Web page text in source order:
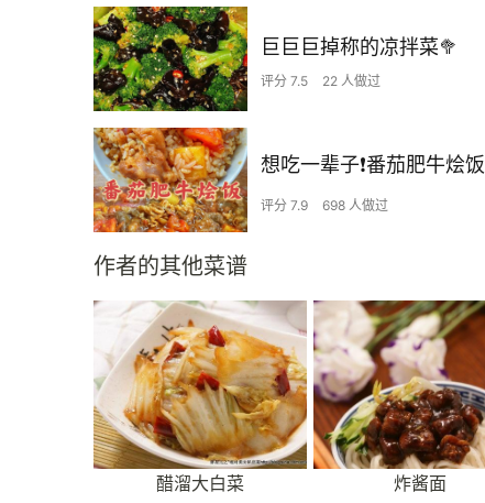
巨巨巨掉称的凉拌菜🥦
评分 7.5 22 人做过
想吃一辈子❗️番茄肥牛烩饭
评分 7.9 698 人做过
作者的其他菜谱
醋溜大白菜 炸酱面